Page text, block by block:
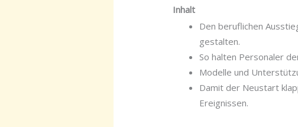
Inhalt
Den beruflichen
gestalten.
So halten Personaler
Modelle und
Damit der Neustart
Ereignissen.